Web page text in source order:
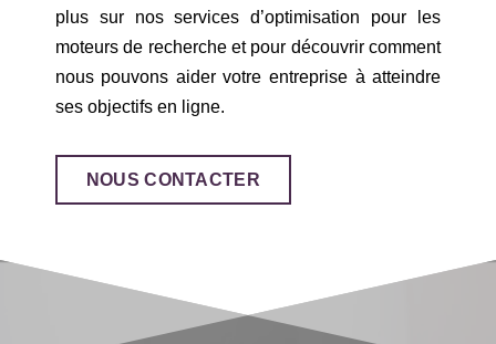
plus sur nos services d’optimisation pour les
moteurs de recherche et pour découvrir comment
nous pouvons aider votre entreprise à atteindre
ses objectifs en ligne.
NOUS CONTACTER